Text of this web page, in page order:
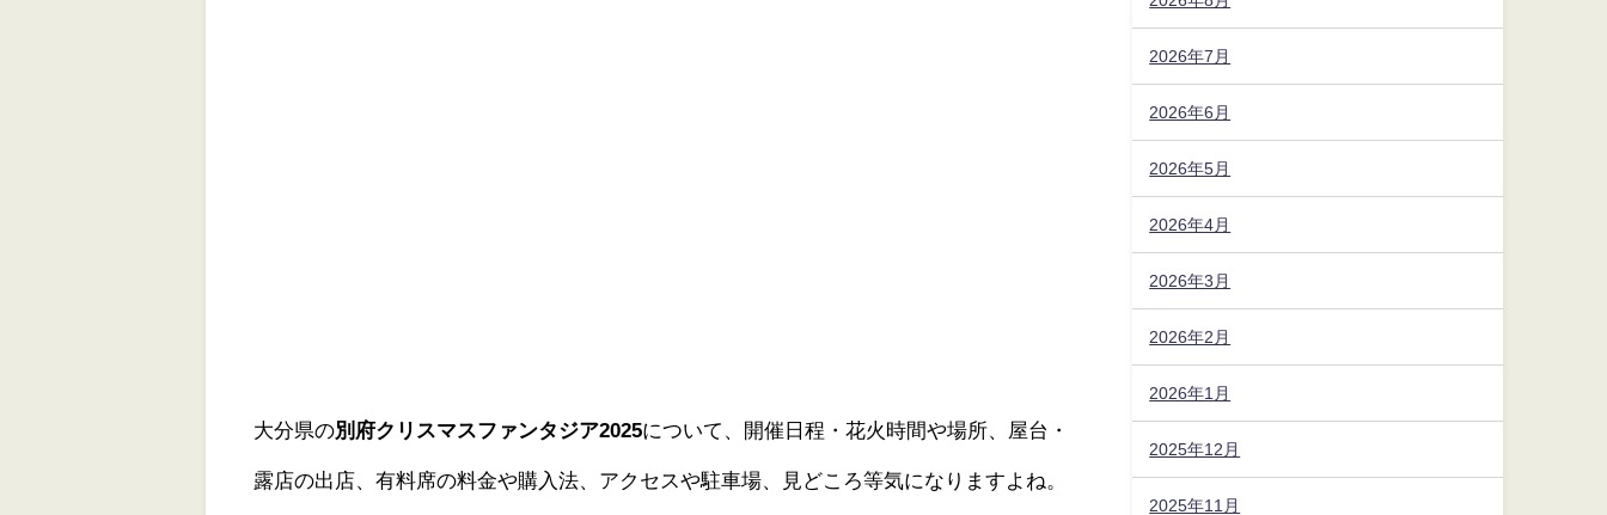
大分県の別府クリスマスファンタジア2025について、開催日程・花火時間や場所、屋台・
露店の出店、有料席の料金や購入法、アクセスや駐車場、見どころ等気になりますよね。
2026年7月
2026年6月
2026年5月
2026年4月
2026年3月
2026年2月
2026年1月
2025年12月
2025年11月